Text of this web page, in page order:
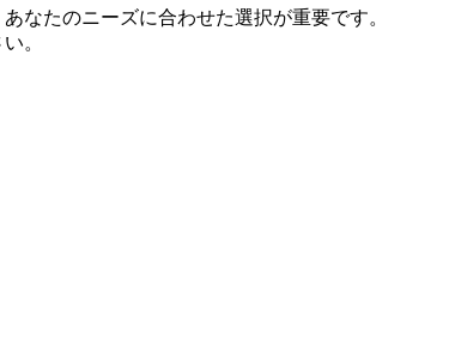
なたのニーズに合わせた選択が重要です。
。